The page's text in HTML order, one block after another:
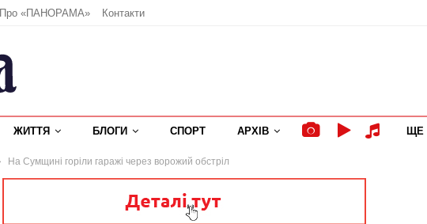
Про «ПАНОРАМА» Контакти
ЖИТТЯ БЛОГИ СПОРТ АРХІВ ЩЕ
На Сумщині горіли гаражі через ворожий обстріл